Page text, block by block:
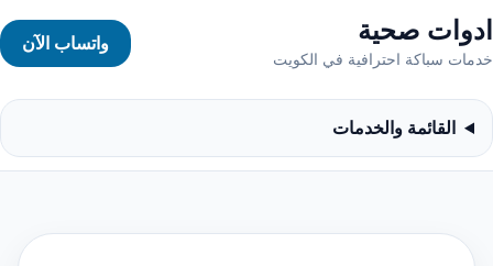
ادوات صحية
خدمات سباكة احترافية في الكويت
واتساب الآن
القائمة والخدمات